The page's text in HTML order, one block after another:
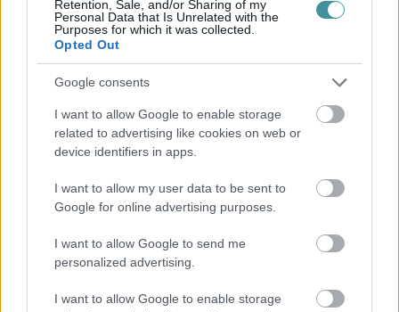
Retention, Sale, and/or Sharing of my
Personal Data that Is Unrelated with the
Purposes for which it was collected.
Opted Out
Google consents
I want to allow Google to enable storage
related to advertising like cookies on web or
device identifiers in apps.
I want to allow my user data to be sent to
Google for online advertising purposes.
I want to allow Google to send me
personalized advertising.
I want to allow Google to enable storage